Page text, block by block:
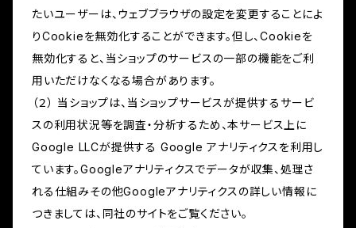
たいユーザーは、ウェブブラウザの設定を変更することによ
りCookieを無効化することができます。但し、Cookieを
無効化すると、当ショップのサービスの一部の機能をご利
用いただけなくなる場合があります。
（２） 当ショップは、当ショップサービスが提供するサービ
スの利用状況等を調査・分析するため、本サービス上に
Google LLCが提供する Google アナリティクスを利用し
ています。Googleアナリティクスでデータが収集、処理さ
れる仕組みその他Googleアナリティクスの詳しい情報に
つきましては、同社のサイトをご覧ください。